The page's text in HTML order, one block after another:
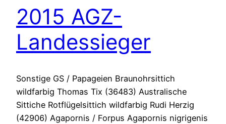
2015 AGZ-
Landessieger
Sonstige GS / Papageien Braunohrsittich
wildfarbig Thomas Tix (36483) Australische
Sittiche Rotflügelsittich wildfarbig Rudi Herzig
(42906) Agapornis / Forpus Agapornis nigrigenis